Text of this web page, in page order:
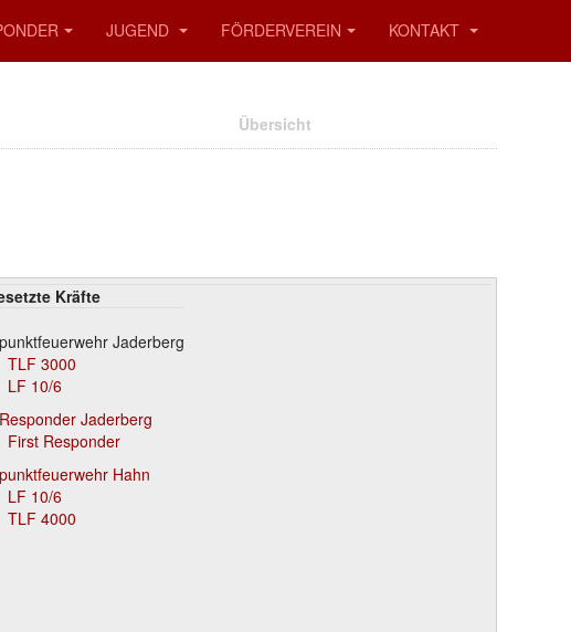
JUGEND FÖRDERVEREIN KONTAKT
Übersicht
Kräfte
Jaderberg
TLF 3000
LF 10/6
Jaderberg
First Responder
Hahn
LF 10/6
TLF 4000